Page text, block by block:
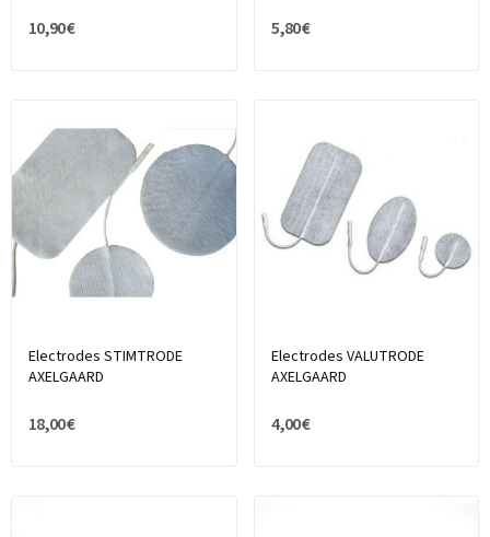
10,90 € 5,80 €
Electrodes STIMTRODE
AXELGAARD
18,00 €
Electrodes VALUTRODE
AXELGAARD
4,00 €